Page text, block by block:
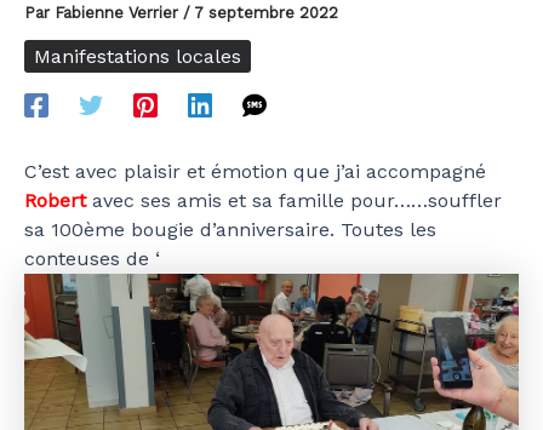
Par Fabienne Verrier / 7 septembre 2022
Manifestations locales
C’est avec plaisir et émotion que j’ai accompagné
Robertavec ses amis et sa famille pour……souffler
sa 100ème bougie d’anniversaire. Toutes les
conteuses de ‘